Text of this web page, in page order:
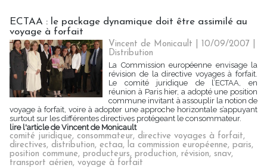
ECTAA : le package dynamique doit être assimilé au
voyage à forfait
Vincent de Monicault | 10/09/2007
Distribution
La Commission européenne envisage la
révision de la directive voyages à forfait.
Le comité juridique de l’ECTAA, en
réunion à Paris hier, a adopté une position
commune invitant à assouplir la notion de
voyage à forfait, voire à adopter une approche horizontale s’appuyant
surtout sur les différentes directives protégeant le consommateur.
lire l'article de Vincent de Monicault
comité juridique, consommateur, directive voyages à forfait,
directives, distribution, ectaa, la commission européenne, paris,
position commune, producteurs, production, révision, snav,
transport aérien, voyage à forfait